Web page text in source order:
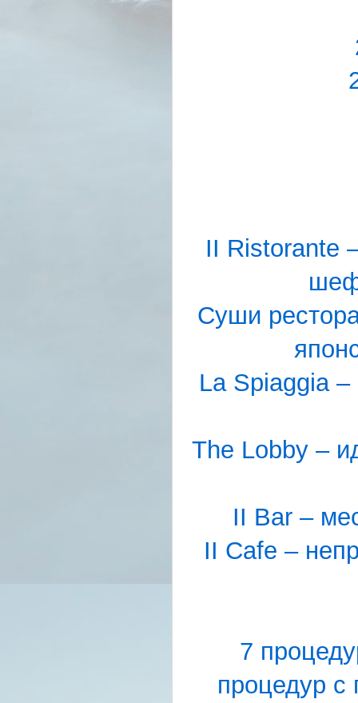
II Ristorante
Суши
La Spiaggia
The Lobby –
II Bar –
II Cafe –
7
процедур с